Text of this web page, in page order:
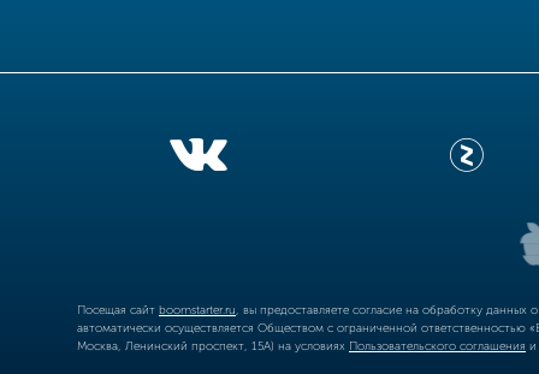
Посещая сайт boomstarter.ru , вы предоставляете согласие на обработку
автоматически осуществляется Обществом с ограниченной
Москва, Ленинский проспект, 15А) на условиях Пользовательского соглашения и